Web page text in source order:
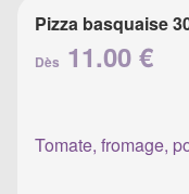
Pizza basquaise
Dès 11.00 €
Tomate, fromage,